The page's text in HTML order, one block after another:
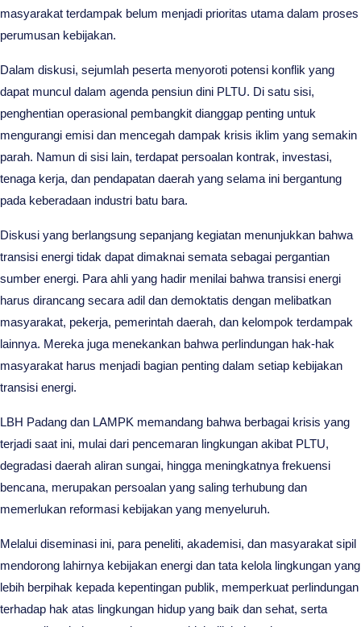
masyarakat terdampak belum menjadi prioritas utama dalam proses
perumusan kebijakan.
Dalam diskusi, sejumlah peserta menyoroti potensi konflik yang
dapat muncul dalam agenda pensiun dini PLTU. Di satu sisi,
penghentian operasional pembangkit dianggap penting untuk
mengurangi emisi dan mencegah dampak krisis iklim yang semakin
parah. Namun di sisi lain, terdapat persoalan kontrak, investasi,
tenaga kerja, dan pendapatan daerah yang selama ini bergantung
pada keberadaan industri batu bara.
Diskusi yang berlangsung sepanjang kegiatan menunjukkan bahwa
transisi energi tidak dapat dimaknai semata sebagai pergantian
sumber energi. Para ahli yang hadir menilai bahwa transisi energi
harus dirancang secara adil dan demoktatis dengan melibatkan
masyarakat, pekerja, pemerintah daerah, dan kelompok terdampak
lainnya. Mereka juga menekankan bahwa perlindungan hak-hak
masyarakat harus menjadi bagian penting dalam setiap kebijakan
transisi energi.
LBH Padang dan LAMPK memandang bahwa berbagai krisis yang
terjadi saat ini, mulai dari pencemaran lingkungan akibat PLTU,
degradasi daerah aliran sungai, hingga meningkatnya frekuensi
bencana, merupakan persoalan yang saling terhubung dan
memerlukan reformasi kebijakan yang menyeluruh.
Melalui diseminasi ini, para peneliti, akademisi, dan masyarakat sipil
mendorong lahirnya kebijakan energi dan tata kelola lingkungan yang
lebih berpihak kepada kepentingan publik, memperkuat perlindungan
terhadap hak atas lingkungan hidup yang baik dan sehat, serta